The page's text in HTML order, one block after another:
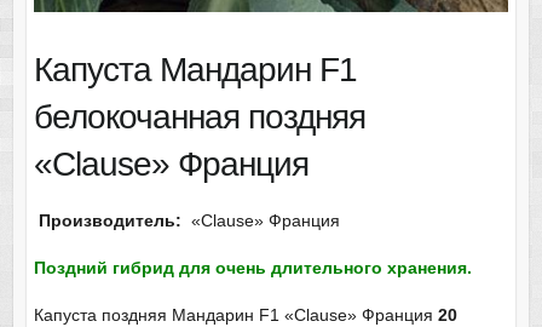
Капуста Мандарин F1
белокочанная поздняя
«Clause» Франция
Производитель: «Clause» Франция
Поздний гибрид для очень длительного хранения.
Капуста поздняя Мандарин F1 «Clause» Франция 20